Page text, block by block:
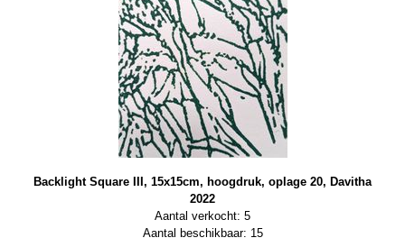
Backlight Square III, 15x15cm, hoogdruk, oplage 20, Davitha
2022
Aantal verkocht: 5
Aantal beschikbaar: 15